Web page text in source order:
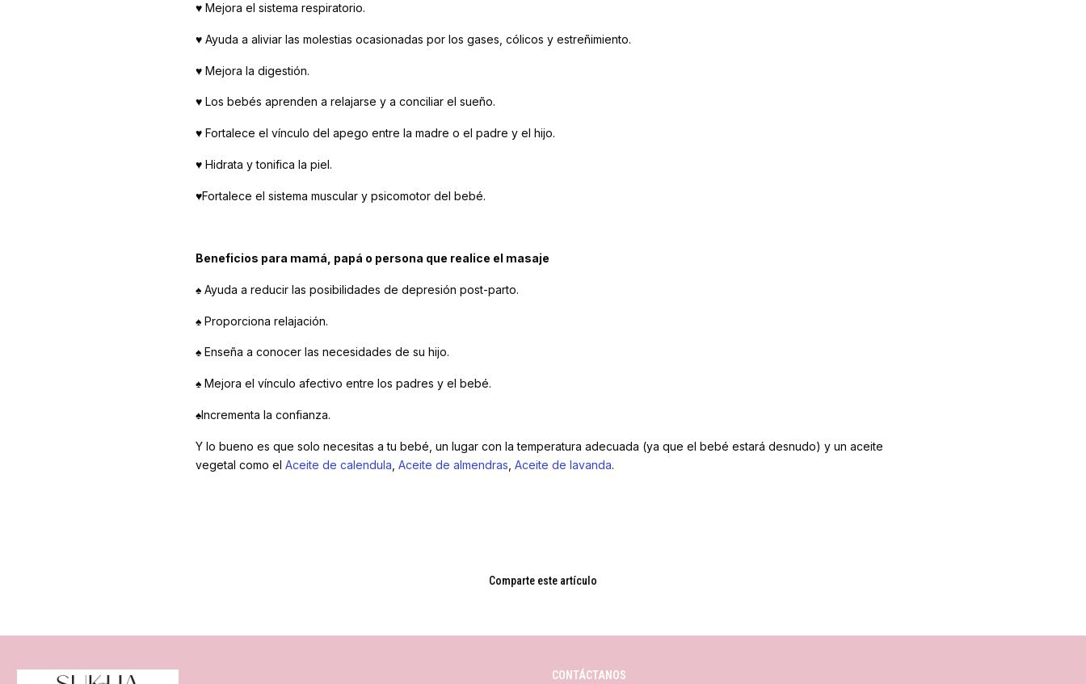
♥ Mejora el sistema respiratorio.
♥ Ayuda a aliviar las molestias ocasionadas por los gases, cólicos y estreñimiento.
♥ Mejora la digestión.
♥ Los bebés aprenden a relajarse y a conciliar el sueño.
♥ Fortalece el vínculo del apego entre la madre o el padre y el hijo.
♥ Hidrata y tonifica la piel.
♥Fortalece el sistema muscular y psicomotor del bebé.
Beneficios para mamá, papá o persona que realice el masaje
♠ Ayuda a reducir las posibilidades de depresión post-parto.
♠ Proporciona relajación.
♠ Enseña a conocer las necesidades de su hijo.
♠ Mejora el vínculo afectivo entre los padres y el bebé.
♠Incrementa la confianza.
Y lo bueno es que solo necesitas a tu bebé, un lugar con la temperatura adecuada (ya que el bebé estará desnudo) y un aceite
vegetal como el Aceite de calendula Aceite de almendras Aceite de lavanda.
Comparte este artículo
CONTÁCTANOS